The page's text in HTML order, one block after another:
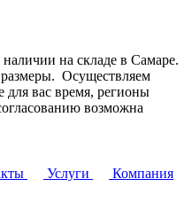
на складе в Самаре.
Осуществляем
для вас время, регионы
возможна
Услуги
Компания